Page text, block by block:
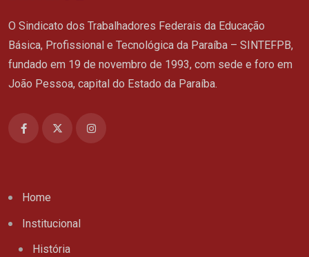
O Sindicato dos Trabalhadores Federais da Educação
Básica, Profissional e Tecnológica da Paraíba – SINTEFPB,
fundado em 19 de novembro de 1993, com sede e foro em
João Pessoa, capital do Estado da Paraíba.
Home
Institucional
História